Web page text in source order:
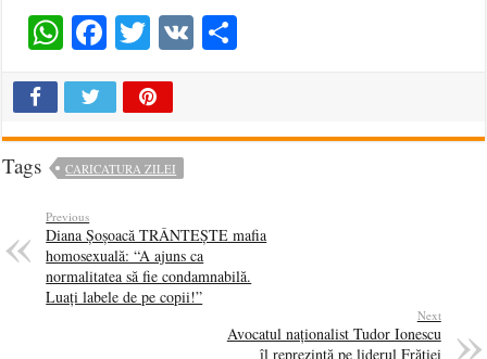
WhatsApp
Facebook
Twitter
VK
Tags CARICATURA ZILEI
Previous
Diana Șoșoacă TRÂNTEȘTE mafia
homosexuală: “A ajuns ca
normalitatea să fie condamnabilă.
Luați labele de pe copii!”
Next
Avocatul naționalist Tudor Ionescu
îl reprezintă pe liderul Frătiei